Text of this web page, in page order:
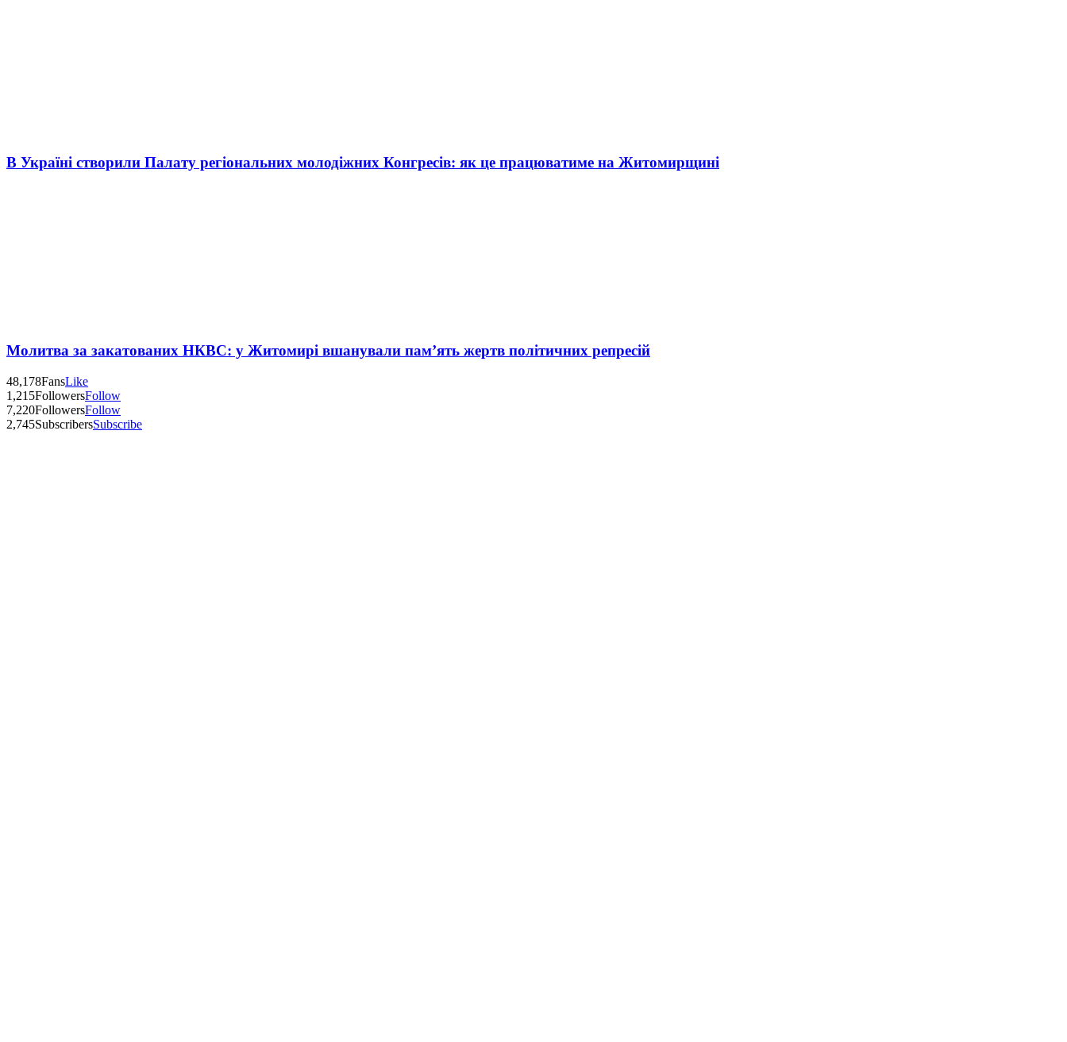
В Україні створили Палату регіональних молодіжних Конгресів: як це працюватиме на Житомирщині
Молитва за закатованих НКВС: у Житомирі вшанували пам’ять жертв політичних репресій
48,178FansLike
1,215FollowersFollow
7,220FollowersFollow
2,745SubscribersSubscribe